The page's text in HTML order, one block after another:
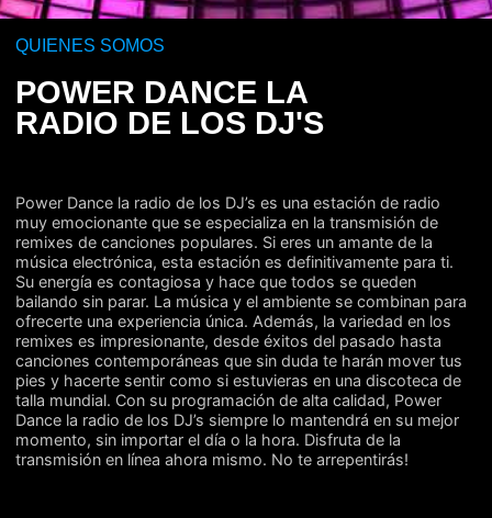
QUIENES SOMOS
POWER DANCE LA
RADIO DE LOS DJ'S
Power Dance la radio de los DJ’s es una estación de radio
muy emocionante que se especializa en la transmisión de
remixes de canciones populares. Si eres un amante de la
música electrónica, esta estación es definitivamente para ti.
Su energía es contagiosa y hace que todos se queden
bailando sin parar. La música y el ambiente se combinan para
ofrecerte una experiencia única. Además, la variedad en los
remixes es impresionante, desde éxitos del pasado hasta
canciones contemporáneas que sin duda te harán mover tus
pies y hacerte sentir como si estuvieras en una discoteca de
talla mundial. Con su programación de alta calidad, Power
Dance la radio de los DJ’s siempre lo mantendrá en su mejor
momento, sin importar el día o la hora. Disfruta de la
transmisión en línea ahora mismo. No te arrepentirás!